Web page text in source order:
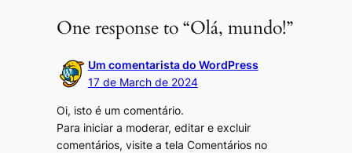
One response to “Olá, mundo!”
Um comentarista do WordPress
17 de March de 2024
Oi, isto é um comentário.
Para iniciar a moderar, editar e excluir
comentários, visite a tela Comentários no